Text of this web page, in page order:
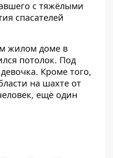
с тяжёлыми
спасателей
жилом доме в
потолок. Под
Кроме того,
на шахте от
, ещё один